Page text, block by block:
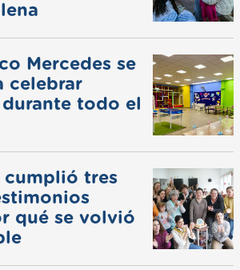
Mercedes se
celebrar
todo el
tres
qué se volvió